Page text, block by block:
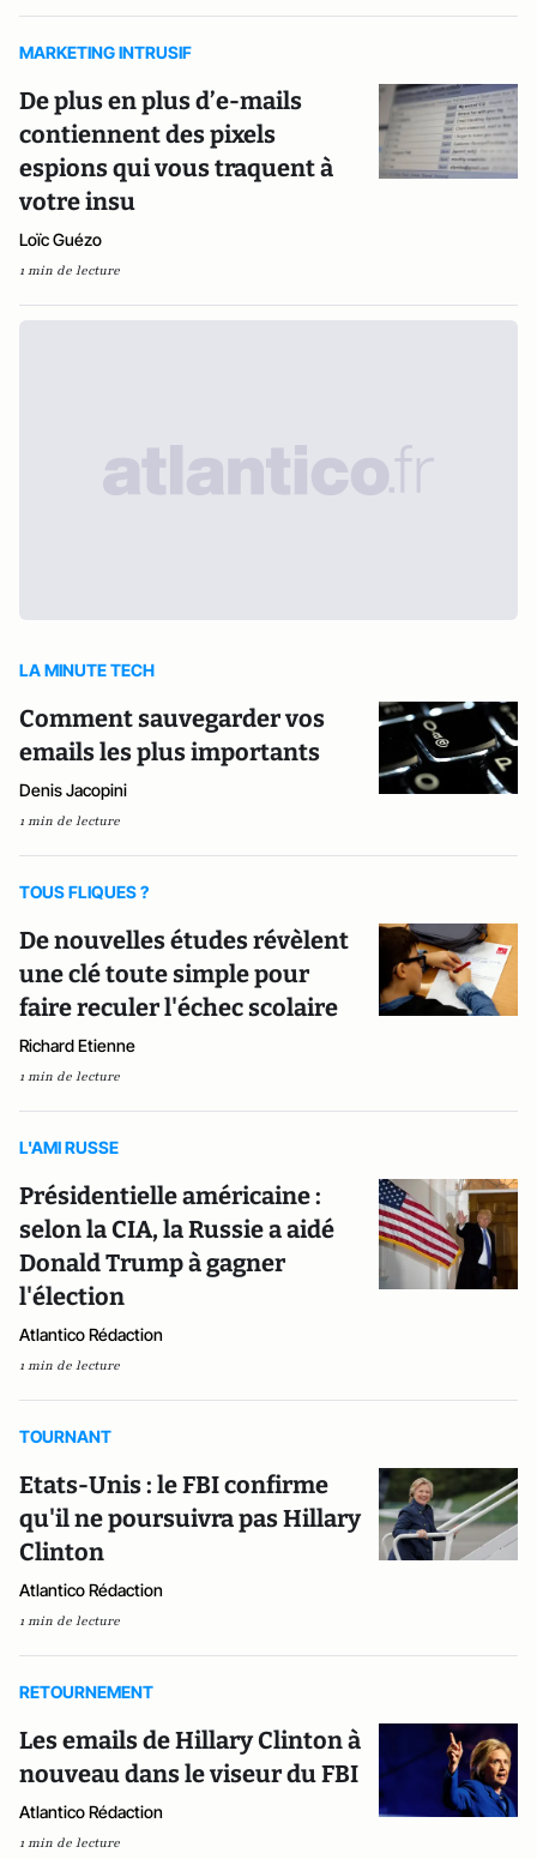
MARKETING INTRUSIF
De plus en plus d’e-mails
contiennent des pixels
espions qui vous traquent à
votre insu
Loïc Guézo
1 min de lecture
LA MINUTE TECH
Comment sauvegarder vos
emails les plus importants
Denis Jacopini
1 min de lecture
TOUS FLIQUES ?
De nouvelles études révèlent
une clé toute simple pour
faire reculer l'échec scolaire
Richard Etienne
1 min de lecture
L'AMI RUSSE
Présidentielle américaine :
selon la CIA, la Russie a aidé
Donald Trump à gagner
l'élection
Atlantico Rédaction
1 min de lecture
TOURNANT
Etats-Unis : le FBI confirme
qu'il ne poursuivra pas Hillary
Clinton
Atlantico Rédaction
1 min de lecture
RETOURNEMENT
Les emails de Hillary Clinton à
nouveau dans le viseur du FBI
Atlantico Rédaction
1 min de lecture